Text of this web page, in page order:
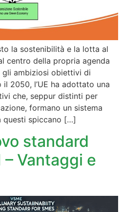
la sostenibilità e la lotta al
centro della propria agenda
gli ambiziosi obiettivi di
2050, l’UE ha adottato una
che, seppur distinti per
formano un sistema
questi spiccano […]
standard
– Vantaggi e